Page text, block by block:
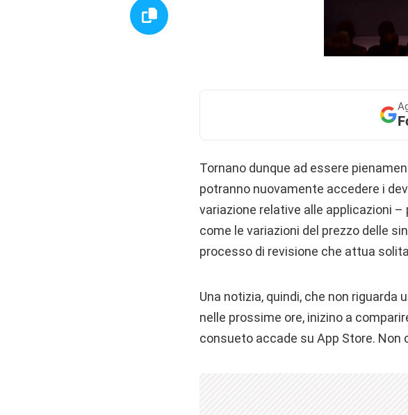
Tornano dunque ad essere
potranno nuovamente accedere i
variazione relative alle applicazioni
come le variazioni del prezzo delle
processo di revisione che attua
Una notizia, quindi, che non
nelle prossime ore, inizino a
consueto accade su App Store.